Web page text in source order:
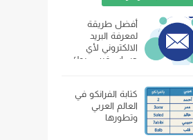
أفضل طريقة
لمعرفة البريد
الالكتروني لأي
حساب فيس بوك
كتابة الفرانكو في
العالم العربي
وتطورها